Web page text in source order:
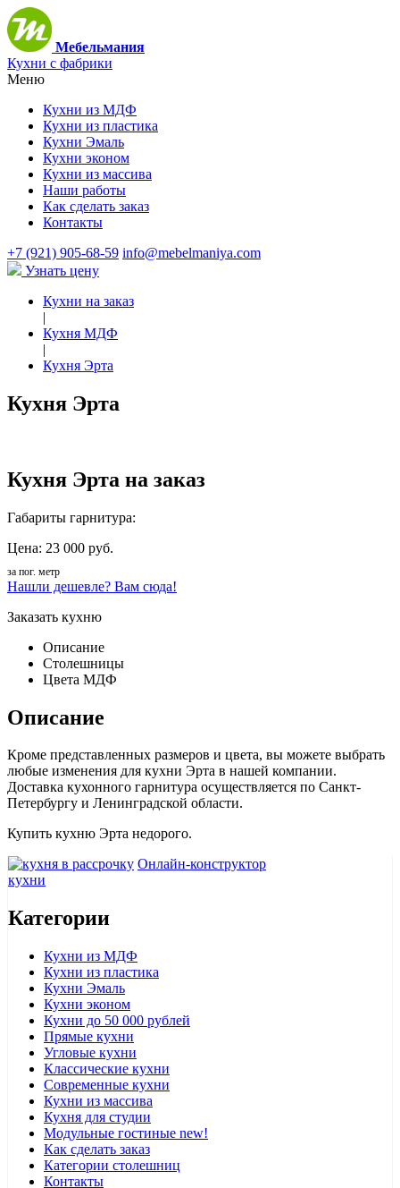
Мебельмания
Кухни с фабрики
Меню
Кухни из МДФ
Кухни из пластика
Кухни Эмаль
Кухни эконом
Кухни из массива
Наши работы
Как сделать заказ
Контакты
+7 (921) 905-68-59 info@mebelmaniya.com
Узнать цену
Кухни на заказ
|
Кухня МДФ
|
Кухня Эрта
Кухня Эрта
Кухня Эрта на заказ
Габариты гарнитура:
Цена: 23 000 руб.
за пог. метр
Нашли дешевле? Вам сюда!
Заказать кухню
Описание
Столешницы
Цвета МДФ
Описание
Кроме представленных размеров и цвета, вы можете выбрать
любые изменения для кухни Эрта в нашей компании.
Доставка кухонного гарнитура осуществляется по Санкт-
Петербургу и Ленинградской области.
Купить кухню Эрта недорого.
Онлайн-конструктор
кухни
Категории
Кухни из МДФ
Кухни из пластика
Кухни Эмаль
Кухни эконом
Кухни до 50 000 рублей
Прямые кухни
Угловые кухни
Классические кухни
Современные кухни
Кухни из массива
Кухня для студии
Модульные гостиные new!
Как сделать заказ
Категории столешниц
Контакты